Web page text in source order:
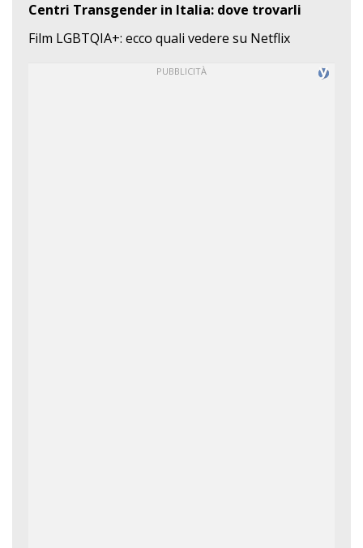
Centri Transgender in Italia: dove trovarli
Film LGBTQIA+: ecco quali vedere su Netflix